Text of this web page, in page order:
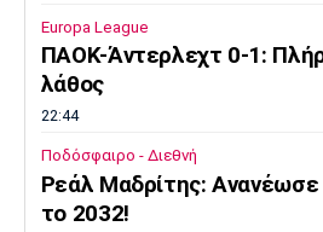
Europa League
ΠΑΟΚ-Άντερλεχτ 0-1:
λάθος
22:44
Ποδόσφαιρο - Διεθνή
Ρεάλ Μαδρίτης: Ανανέωσε
το 2032!